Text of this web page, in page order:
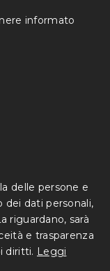
informato
delle persone e
dati personali,
riguardano, sarà
e trasparenza
diritti. Leggi